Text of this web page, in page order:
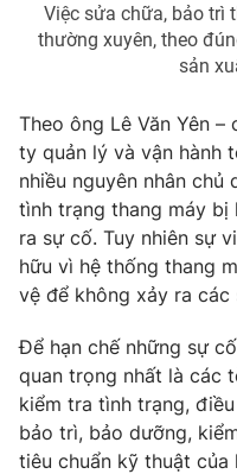
Theo dõi báo trên
Cơ quan báo chí:Thời báo
Giấy phép hoạt động báo
cấp ngày 29/12/2023
Tổng Biên tập:
Vũ Thanh
Phó Tổng Biên tập:Nguyễn
Nguyễn Trọng Ninh
Ðiện thoại Thời báo VTV:
Email: toasoan@vtv.vn
Liên hệ quảng cáo:024-
Việc sửa chữa, bảo trì
thường xuyên, theo
sản
Theo ông Lê Văn Yên
ty quản lý và vận hành
nhiều nguyên nhân chủ
tình trạng thang máy bị
ra sự cố. Tuy nhiên sự
hữu vì hệ thống thang
vệ để không xảy ra các
Để hạn chế những sự
quan trọng nhất là các
kiểm tra tình trạng,
bảo trì, bảo dưỡng,
tiêu chuẩn kỹ thuật của